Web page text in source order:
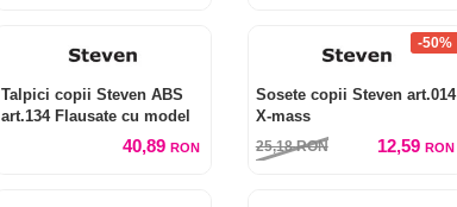
Talpici copii Steven ABS
art.134 Flausate cu model
40,89 RON
-50%
Sosete copii Steven art.014
X-mass
25,18RON 12,59 RON